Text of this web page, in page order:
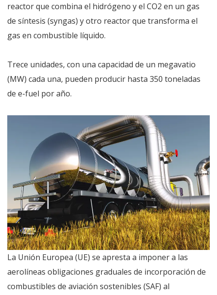
reactor que combina el hidrógeno y el CO2 en un gas
de síntesis (syngas) y otro reactor que transforma el
gas en combustible líquido.
Trece unidades, con una capacidad de un megavatio
(MW) cada una, pueden producir hasta 350 toneladas
de e-fuel por año.
La Unión Europea (UE) se apresta a imponer a las
aerolíneas obligaciones graduales de incorporación de
combustibles de aviación sostenibles (SAF) al